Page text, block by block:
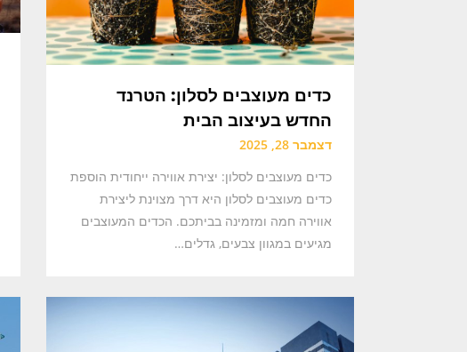
כדים מעוצבים לסלון: הטרנד
החדש בעיצוב הבית
דצמבר 28, 2025
כדים מעוצבים לסלון: יצירת אווירה ייחודית הוספת
כדים מעוצבים לסלון היא דרך מצוינת ליצירת
אווירה חמה ומזמינה בביתכם. הכדים המעוצבים
מגיעים במגוון צבעים, גדלים…